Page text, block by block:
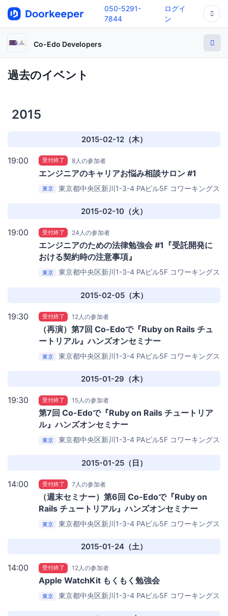
050-5291-
7844
ログイ
ン
Co-Edo Developers
過去のイベント
2015
2015-02-12（木）
19:00 受付終了 8人の参加者
エンジニアのキャリアお悩み相談サロン #1
東京 東京都中央区新川1-3-4 PAビル5F コワーキングス
2015-02-10（火）
19:00 受付終了 24人の参加者
エンジニアのための法律勉強会 #1『受託開発に
おける契約時の注意事項』
東京 東京都中央区新川1-3-4 PAビル5F コワーキングス
2015-02-05（木）
19:30 受付終了 12人の参加者
（再演）第7回 Co-Edoで『Ruby on Rails チュ
ートリアル』ハンズオンセミナー
東京 東京都中央区新川1-3-4 PAビル5F コワーキングス
2015-01-29（木）
19:30 受付終了 15人の参加者
第7回 Co-Edoで『Ruby on Rails チュートリア
ル』ハンズオンセミナー
東京 東京都中央区新川1-3-4 PAビル5F コワーキングス
2015-01-25（日）
14:00 受付終了 7人の参加者
（週末セミナー）第6回 Co-Edoで『Ruby on
Rails チュートリアル』ハンズオンセミナー
東京 東京都中央区新川1-3-4 PAビル5F コワーキングス
2015-01-24（土）
14:00 受付終了 12人の参加者
Apple WatchKit もくもく勉強会
東京 東京都中央区新川1-3-4 PAビル5F コワーキングス